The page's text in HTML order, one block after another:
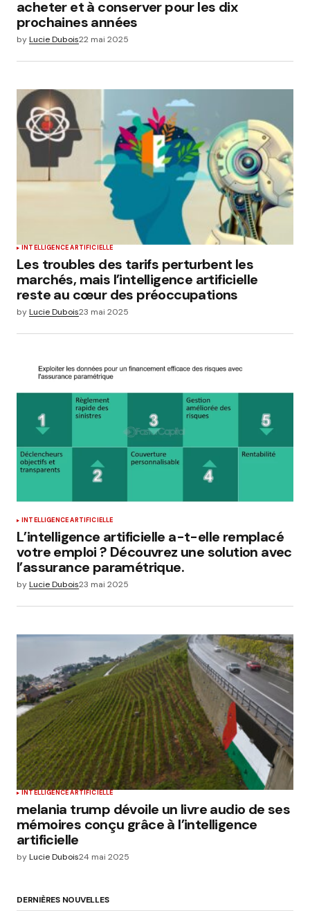
acheter et à conserver pour les dix
prochaines années
byLucie Dubois22 mai 2025
INTELLIGENCE ARTIFICIELLE
Les troubles des tarifs perturbent les
marchés, mais l’intelligence artificielle
reste au cœur des préoccupations
byLucie Dubois23 mai 2025
INTELLIGENCE ARTIFICIELLE
L’intelligence artificielle a-t-elle remplacé
votre emploi ? Découvrez une solution avec
l’assurance paramétrique.
byLucie Dubois23 mai 2025
INTELLIGENCE ARTIFICIELLE
melania trump dévoile un livre audio de ses
mémoires conçu grâce à l’intelligence
artificielle
byLucie Dubois24 mai 2025
DERNIÈRES NOUVELLES